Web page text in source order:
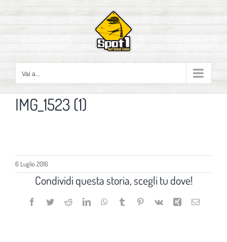
contenuto
Vai a...
IMG_1523 (1)
6 Luglio 2016
Condividi questa storia, scegli tu dove!
Facebook
TwitterRedditLinkedInWhatsApp
TumblrPinterest
Vk Xing Email